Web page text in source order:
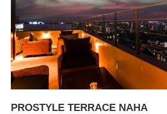
PROSTYLE TERRACE NAHA